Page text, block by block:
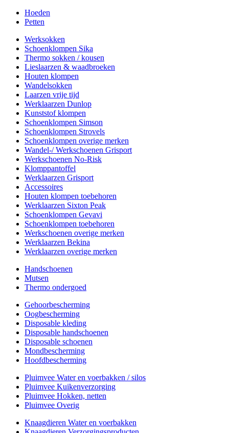
Hoeden
Petten
Werksokken
Schoenklompen Sika
Thermo sokken / kousen
Lieslaarzen & waadbroeken
Houten klompen
Wandelsokken
Laarzen vrije tijd
Werklaarzen Dunlop
Kunststof klompen
Schoenklompen Simson
Schoenklompen Strovels
Schoenklompen overige merken
Wandel-/ Werkschoenen Grisport
Werkschoenen No-Risk
Klomppantoffel
Werklaarzen Grisport
Accessoires
Houten klompen toebehoren
Werklaarzen Sixton Peak
Schoenklompen Gevavi
Schoenklompen toebehoren
Werkschoenen overige merken
Werklaarzen Bekina
Werklaarzen overige merken
Handschoenen
Mutsen
Thermo ondergoed
Gehoorbescherming
Oogbescherming
Disposable kleding
Disposable handschoenen
Disposable schoenen
Mondbescherming
Hoofdbescherming
Pluimvee Water en voerbakken / silos
Pluimvee Kuikenverzorging
Pluimvee Hokken, netten
Pluimvee Overig
Knaagdieren Water en voerbakken